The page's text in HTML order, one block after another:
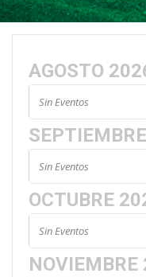
AGOSTO
Sin Eventos
Sin Eventos
OCTUBRE
Sin Eventos
NOVIEMBRE